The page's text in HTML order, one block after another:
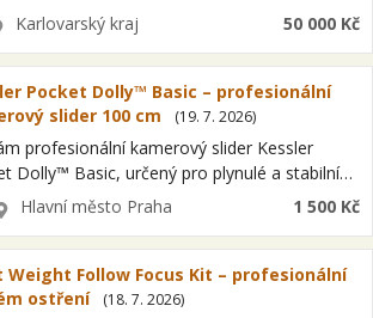
polstrovaný hliníkový transportní kufr,
Karlovarský kraj 50 000 Kč
Pocket Dolly™ Basic – profesionální
slider 100 cm
(19. 7. 2026)
profesionální kamerový slider Kessler
Dolly™ Basic, určený pro plynulé a stabilní
kamery při natáčení. Tato verze umožňuje
krátké pojezdy bez systému kliky (crank
Hlavní město Praha 1 500 Kč
Weight Follow Focus Kit – profesionální
ostření
(18. 7. 2026)